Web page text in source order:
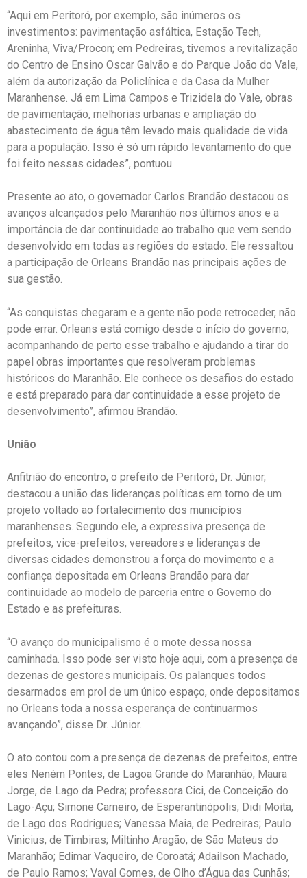
“Aqui em Peritoró, por exemplo, são inúmeros os
investimentos: pavimentação asfáltica, Estação Tech,
Areninha, Viva/Procon; em Pedreiras, tivemos a revitalização
do Centro de Ensino Oscar Galvão e do Parque João do Vale,
além da autorização da Policlínica e da Casa da Mulher
Maranhense. Já em Lima Campos e Trizidela do Vale, obras
de pavimentação, melhorias urbanas e ampliação do
abastecimento de água têm levado mais qualidade de vida
para a população. Isso é só um rápido levantamento do que
foi feito nessas cidades”, pontuou.
Presente ao ato, o governador Carlos Brandão destacou os
avanços alcançados pelo Maranhão nos últimos anos e a
importância de dar continuidade ao trabalho que vem sendo
desenvolvido em todas as regiões do estado. Ele ressaltou
a participação de Orleans Brandão nas principais ações de
sua gestão.
“As conquistas chegaram e a gente não pode retroceder, não
pode errar. Orleans está comigo desde o início do governo,
acompanhando de perto esse trabalho e ajudando a tirar do
papel obras importantes que resolveram problemas
históricos do Maranhão. Ele conhece os desafios do estado
e está preparado para dar continuidade a esse projeto de
desenvolvimento”, afirmou Brandão.
União
Anfitrião do encontro, o prefeito de Peritoró, Dr. Júnior,
destacou a união das lideranças políticas em torno de um
projeto voltado ao fortalecimento dos municípios
maranhenses. Segundo ele, a expressiva presença de
prefeitos, vice-prefeitos, vereadores e lideranças de
diversas cidades demonstrou a força do movimento e a
confiança depositada em Orleans Brandão para dar
continuidade ao modelo de parceria entre o Governo do
Estado e as prefeituras.
“O avanço do municipalismo é o mote dessa nossa
caminhada. Isso pode ser visto hoje aqui, com a presença de
dezenas de gestores municipais. Os palanques todos
desarmados em prol de um único espaço, onde depositamos
no Orleans toda a nossa esperança de continuarmos
avançando”, disse Dr. Júnior.
O ato contou com a presença de dezenas de prefeitos, entre
eles Neném Pontes, de Lagoa Grande do Maranhão; Maura
Jorge, de Lago da Pedra; professora Cici, de Conceição do
Lago-Açu; Simone Carneiro, de Esperantinópolis; Didi Moita,
de Lago dos Rodrigues; Vanessa Maia, de Pedreiras; Paulo
Vinicius, de Timbiras; Miltinho Aragão, de São Mateus do
Maranhão; Edimar Vaqueiro, de Coroatá; Adailson Machado,
de Paulo Ramos; Vaval Gomes, de Olho d’Água das Cunhãs;